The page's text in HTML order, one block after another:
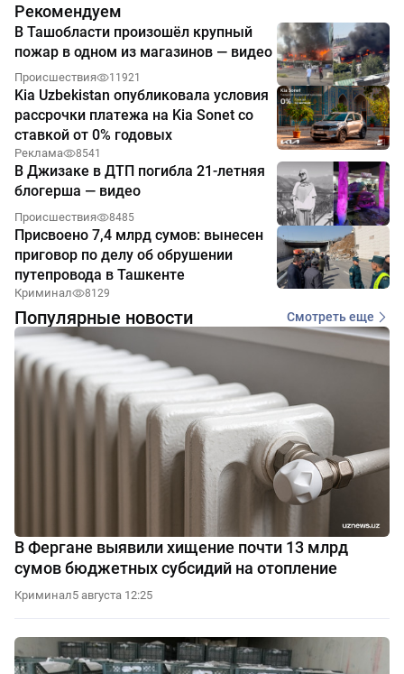
Рекомендуем
В Ташобласти произошёл крупный
пожар в одном из магазинов — видео
Происшествия 11921
Kia Uzbekistan опубликовала условия
рассрочки платежа на Kia Sonet со
ставкой от 0% годовых
Реклама 8541
В Джизаке в ДТП погибла 21-летняя
блогерша — видео
Происшествия 8485
Присвоено 7,4 млрд сумов: вынесен
приговор по делу об обрушении
путепровода в Ташкенте
Криминал 8129
Популярные новости Смотреть еще
В Фергане выявили хищение почти 13 млрд
сумов бюджетных субсидий на отопление
Криминал5 августа 12:25